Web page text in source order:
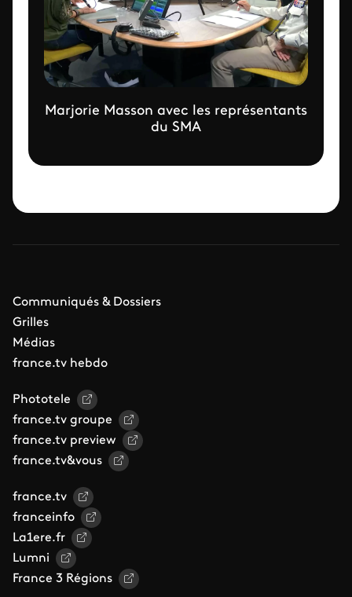
Marjorie Masson avec les représentants
du SMA
Communiqués & Dossiers
Grilles
Médias
france.tv hebdo
Phototele
france.tv groupe
france.tv preview
france.tv&vous
france.tv
franceinfo
La1ere.fr
Lumni
France 3 Régions